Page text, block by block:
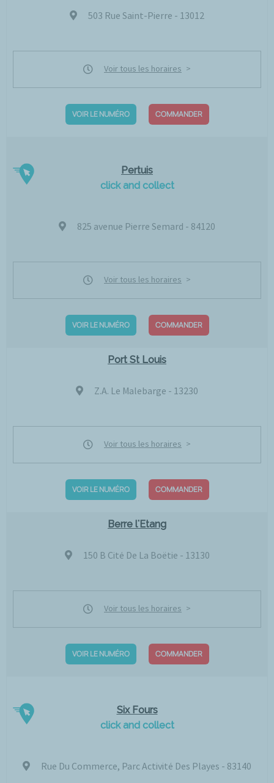
503 Rue Saint-Pierre - 13012
Voir tous les horaires
VOIR LE NUMÉRO COMMANDER
Pertuis
click and collect
825 avenue Pierre Semard - 84120
Voir tous les horaires
VOIR LE NUMÉRO COMMANDER
Port St Louis
Z.A. Le Malebarge - 13230
Voir tous les horaires
VOIR LE NUMÉRO COMMANDER
Berre l'Etang
150 B Cité De La Boëtie - 13130
Voir tous les horaires
VOIR LE NUMÉRO COMMANDER
Six Fours
click and collect
Rue Du Commerce, Parc Activité Des Playes - 83140